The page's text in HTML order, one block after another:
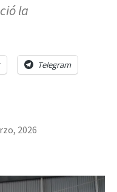
la
Telegram
2026